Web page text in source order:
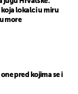
lokalci u miru
more
pred kojima se i